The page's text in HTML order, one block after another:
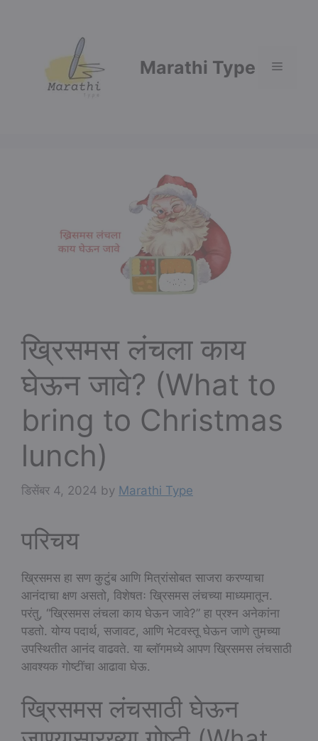
Marathi Type Menu
ख्रिसमस लंचला काय
घेऊन जावे? (What to
bring to Christmas
lunch)
डिसेंबर 4, 2024 by Marathi Type
परिचय
ख्रिसमस हा सण कुटुंब आणि मित्रांसोबत साजरा करण्याचा
आनंदाचा क्षण असतो, विशेषतः ख्रिसमस लंचच्या माध्यमातून.
परंतु, “ख्रिसमस लंचला काय घेऊन जावे?” हा प्रश्न अनेकांना
पडतो. योग्य पदार्थ, सजावट, आणि भेटवस्तू घेऊन जाणे तुमच्या
उपस्थितीत आनंद वाढवते. या ब्लॉगमध्ये आपण ख्रिसमस लंचसाठी
आवश्यक गोष्टींचा आढावा घेऊ.
ख्रिसमस लंचसाठी घेऊन